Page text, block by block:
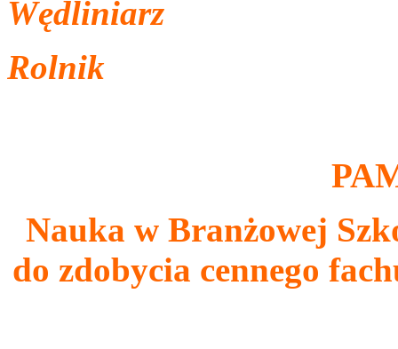
Wędliniarz
Rolnik
P
Nauka w Branżowej
do zdobycia cennego